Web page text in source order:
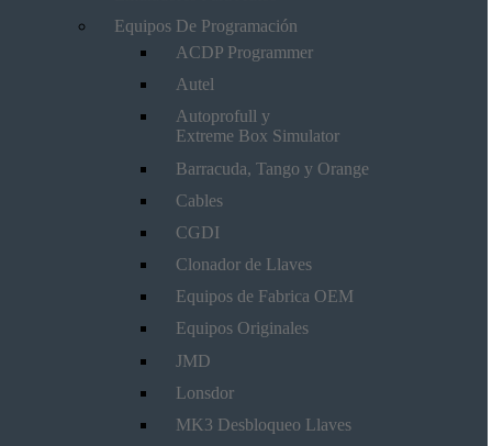
Equipos De Programación
ACDP Programmer
Autel
Autoprofull y
Extreme Box Simulator
Barracuda, Tango y Orange
Cables
CGDI
Clonador de Llaves
Equipos de Fabrica OEM
Equipos Originales
JMD
Lonsdor
MK3 Desbloqueo Llaves